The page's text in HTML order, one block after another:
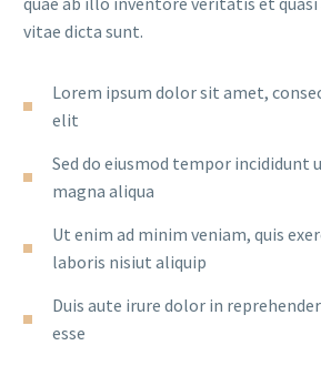
vitae dicta sunt.
Lorem ipsum dolor sit amet,
elit
Sed do eiusmod tempor incididunt
magna aliqua
Ut enim ad minim veniam, quis
laboris nisiut aliquip
Duis aute irure dolor in
esse